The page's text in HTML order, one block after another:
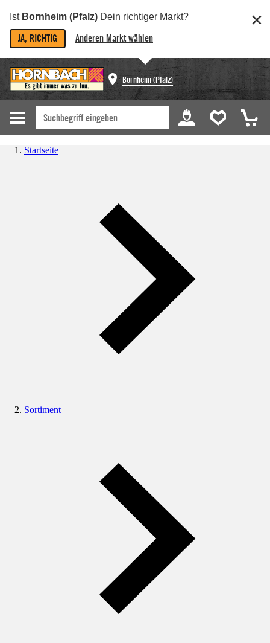
Ist Bornheim (Pfalz) Dein richtiger Markt?
JA, RICHTIG Anderen Markt wählen
Bornheim (Pfalz)
Startseite
Sortiment